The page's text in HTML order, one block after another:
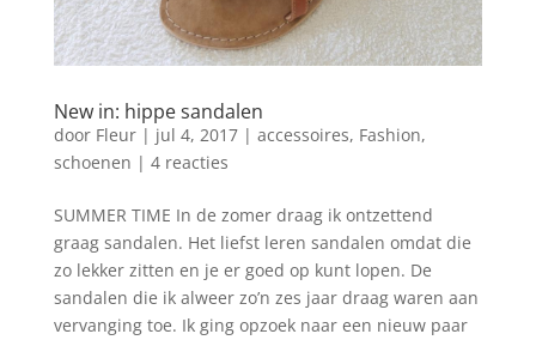
New in: hippe sandalen
door Fleur| jul 4, 2017| accessoires, Fashion,
schoenen | 4 reacties
SUMMER TIME In de zomer draag ik ontzettend
graag sandalen. Het liefst leren sandalen omdat die
zo lekker zitten en je er goed op kunt lopen. De
sandalen die ik alweer zo’n zes jaar draag waren aan
vervanging toe. Ik ging opzoek naar een nieuw paar